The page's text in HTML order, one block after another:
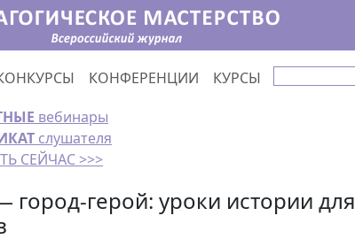
КОНФЕРЕНЦИИ КУРСЫ
вебинары
слушателя
СЕЙЧАС >>>
город-герой: уроки истории для